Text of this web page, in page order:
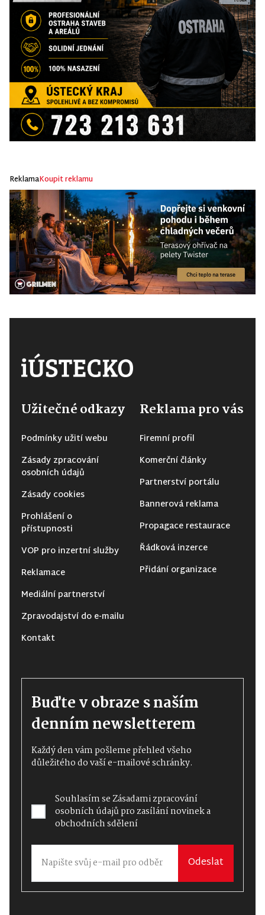
ReklamaKoupit reklamu
Užitečné odkazy
Podmínky užití webu
Zásady zpracování
osobních údajů
Zásady cookies
Prohlášení o
přístupnosti
VOP pro inzertní služby
Reklamace
Mediální partnerství
Zpravodajství do e-mailu
Kontakt
Reklama pro vás
Firemní profil
Komerční články
Partnerství portálu
Bannerová reklama
Propagace restaurace
Řádková inzerce
Přidání organizace
Buďte v obraze s naším
denním newsletterem
Každý den vám pošleme přehled všeho
důležitého do vaší e-mailové schránky.
Souhlasím seZásadami zpracování
osobních údajůpro zasílání novinek a
obchodních sdělení
Odeslat